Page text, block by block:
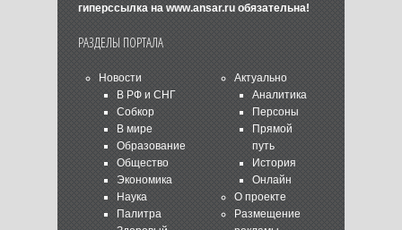
гиперссылка на www.ansar.ruобязательна!
РАЗДЕЛЫ ПОРТАЛА
Новости
В РФ и СНГ
Собкор
В мире
Образование
Общество
Экономика
Наука
Палитра
Актуально
Аналитика
Персоны
Прямой
путь
История
Онлайн
О проекте
Размещение